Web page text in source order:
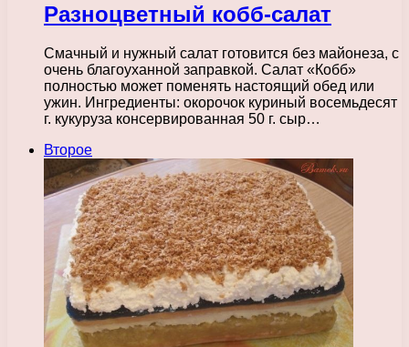
Разноцветный кобб-салат
Смачный и нужный салат готовится без майонеза, с
очень благоуханной заправкой. Салат «Кобб»
полностью может поменять настоящий обед или
ужин. Ингредиенты: окорочок куриный восемьдесят
г. кукуруза консервированная 50 г. сыр…
Второе